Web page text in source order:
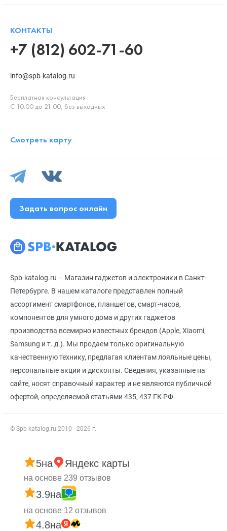
Spb-katalog.ru – Магазин гаджетов и электроники в Санкт-
Петербурге. В нашем каталоге представлен полный
ассортимент смартфонов, планшетов, смарт-часов,
компонентов для умного дома и других гаджетов
производства всемирно известных брендов (Apple, Xiaomi,
Samsung и т. д.). Мы продаем только оригинальную
качественную технику, предлагая клиентам лояльные цены,
персональные акции и дисконты. Сведения, указанные на
сайте, носят справочный характер и не являются публичной
офертой, определяемой статьями 435, 437 ГК РФ.
© Spb-katalog.ru 2010 - 2026 г.
КОНТАКТЫ
+7 (812) 602-71-60
info@spb-katalog.ru
Бесплатная консультация
С 10:00 до 21:00, без выходных
Смотреть карту
Задать вопрос онлайн
5на Яндекс карты
на основе 239 отзывов
3.9на
на основе 12 отзывов
4.8на